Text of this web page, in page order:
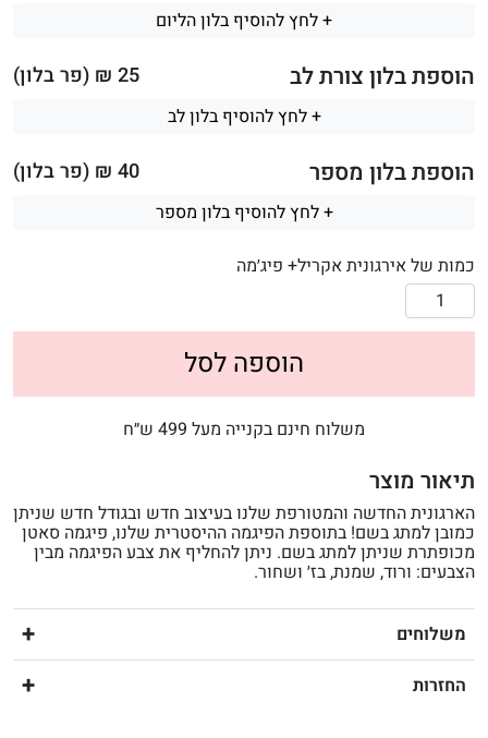
+ לחץ להוסיף בלון הליום
הוספת בלון צורת לב 25 ₪ (פר בלון)
+ לחץ להוסיף בלון לב
הוספת בלון מספר 40 ₪ (פר בלון)
+ לחץ להוסיף בלון מספר
כמות של אירגונית אקריל+ פיג׳מה
הוספה לסל
משלוח חינם בקנייה מעל 499 ש״ח
תיאור מוצר
הארגונית החדשה והמטורפת שלנו בעיצוב חדש ובגודל חדש שניתן
כמובן למתג בשם! בתוספת הפיגמה ההיסטרית שלנו, פיגמה סאטן
מכופתרת שניתן למתג בשם. ניתן להחליף את צבע הפיגמה מבין
הצבעים: ורוד, שמנת, בז׳ ושחור.
משלוחים
החזרות